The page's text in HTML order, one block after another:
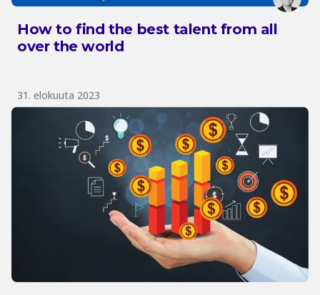
How to find the best talent from all
over the world
31. elokuuta 2023